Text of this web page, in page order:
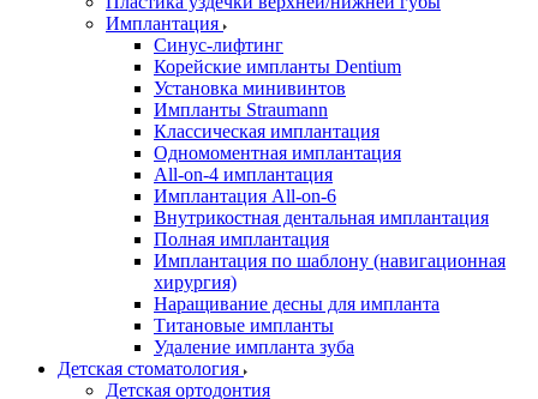
Имплантация
Синус-лифтинг
Корейские импланты Dentium
Установка минивинтов
Импланты Straumann
Классическая имплантация
Одномоментная имплантация
All-on-4 имплантация
Имплантация All-on-6
Внутрикостная дентальная имплантация
Полная имплантация
Имплантация по шаблону (навигационная
хирургия)
Наращивание десны для импланта
Титановые импланты
Удаление импланта зуба
Детская стоматология
Детская ортодонтия